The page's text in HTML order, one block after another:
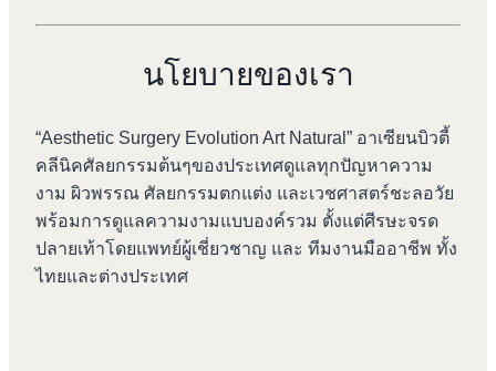
นโยบายของเรา
“Aesthetic Surgery Evolution Art Natural” อาเซียนบิวตี้
คลีนิคศัลยกรรมต้นๆของประเทศดูแลทุกปัญหาความ
งาม ผิวพรรณ ศัลยกรรมตกแต่ง และเวชศาสตร์ชะลอวัย
พร้อมการดูแลความงามแบบองค์รวม ตั้งแต่ศีรษะจรด
ปลายเท้าโดยแพทย์ผู้เชี่ยวชาญ และ ทีมงานมืออาชีพ ทั้ง
ไทยและต่างประเทศ